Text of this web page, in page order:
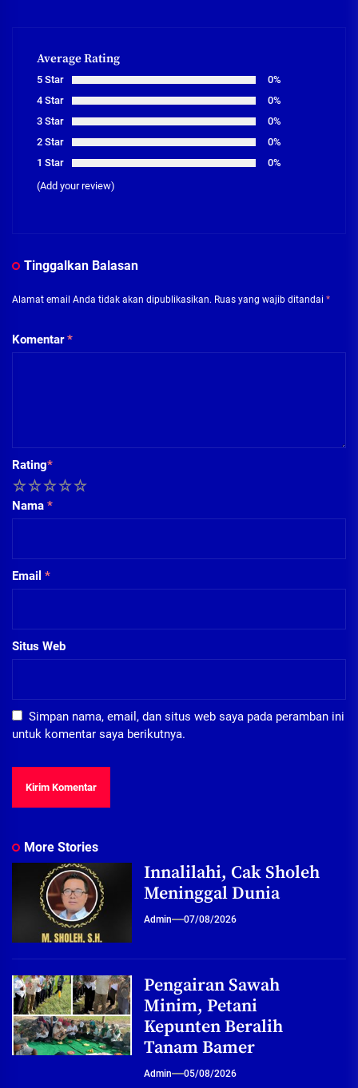
Average Rating
5 Star
0%
4 Star
0%
3 Star
0%
2 Star
0%
1 Star
0%
(Add your review)
Tinggalkan Balasan
Alamat email Anda tidak akan dipublikasikan. Ruas yang wajib ditandai *
Komentar*
Rating*
5
4
3
2
Nama *
Email *
Situs Web
Simpan nama, email, dan situs web saya pada peramban ini
untuk komentar saya berikutnya.
More Stories
Innalilahi, Cak Sholeh
Meninggal Dunia
Admin 07/08/2026
Pengairan Sawah
Minim, Petani
Kepunten Beralih
Tanam Bamer
Admin 05/08/2026